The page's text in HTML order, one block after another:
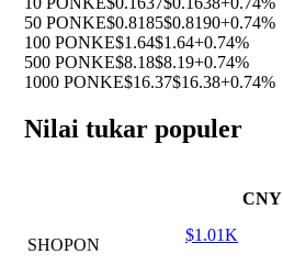
50 PONKE$0.8185$0.8190+0.74%
100 PONKE$1.64$1.64+0.74%
500 PONKE$8.18$8.19+0.74%
1000 PONKE$16.37$16.38+0.74%
Nilai tukar populer
CNY
SHOPON
$1.01K